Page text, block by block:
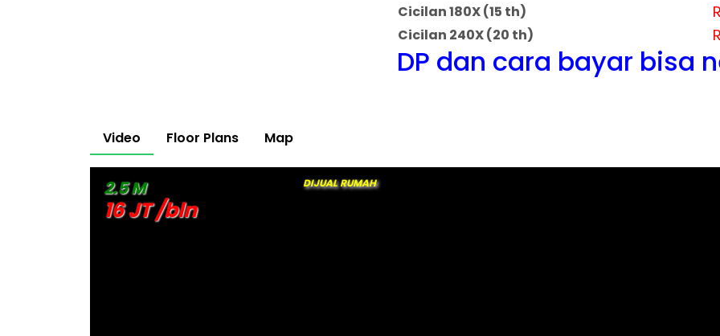
Cicilan 180X (15 th)
Cicilan 240X (20 th)
DP dan cara bayar bisa
Video Floor Plans Map
2.5 M DIJUAL RUMAH
16 JT /bln